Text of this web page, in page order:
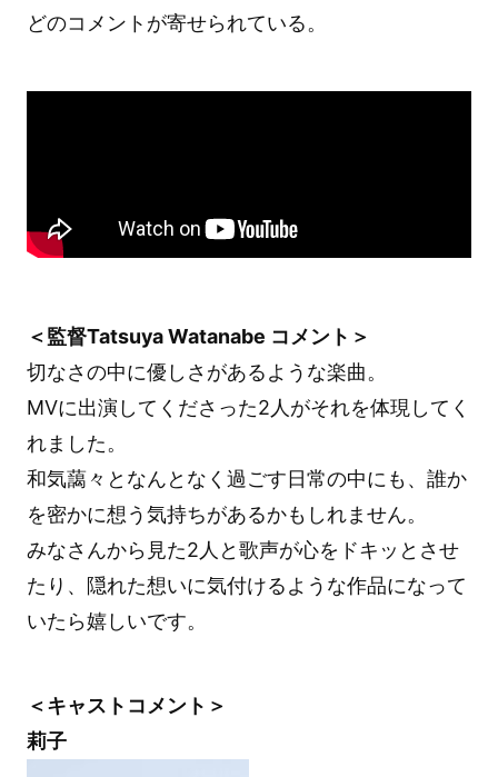
どのコメントが寄せられている。
＜監督Tatsuya Watanabe コメント＞
切なさの中に優しさがあるような楽曲。
MVに出演してくださった2人がそれを体現してく
れました。
和気藹々となんとなく過ごす日常の中にも、誰か
を密かに想う気持ちがあるかもしれません。
みなさんから見た2人と歌声が心をドキッとさせ
たり、隠れた想いに気付けるような作品になって
いたら嬉しいです。
＜キャストコメント＞
莉子